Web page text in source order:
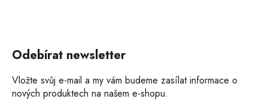
Odebírat newsletter
Vložte svůj e-mail a my vám budeme zasílat informace o
nových produktech na našem e-shopu.